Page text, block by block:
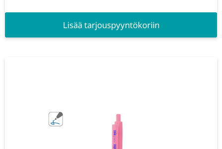
Lisää tarjouspyyntökoriin